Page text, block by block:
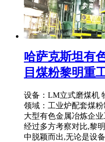
哈萨克斯坦有
目煤粉黎明重
设备：LM立式磨煤机
领域：工业炉配套煤
大型有色金属冶炼企
经过多方考察对比,黎
中脱颖而出,无论是设